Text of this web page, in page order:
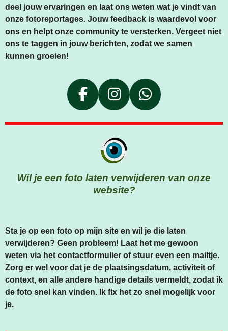
deel jouw ervaringen en laat ons weten wat je vindt van
onze fotoreportages. Jouw feedback is waardevol voor
ons en helpt onze community te versterken. Vergeet niet
ons te taggen in jouw berichten, zodat we samen
kunnen groeien!
F
O
I
T
A
G
R
W
A
Wil je een foto laten verwijderen van onze
website?
Sta je op een foto op mijn site en wil je die laten
verwijderen? Geen probleem! Laat het me gewoon
weten via het contactformulier of stuur even een mailtje.
Zorg er wel voor dat je de plaatsingsdatum, activiteit of
context, en alle andere handige details vermeldt, zodat ik
de foto snel kan vinden. Ik fix het zo snel mogelijk voor
je.